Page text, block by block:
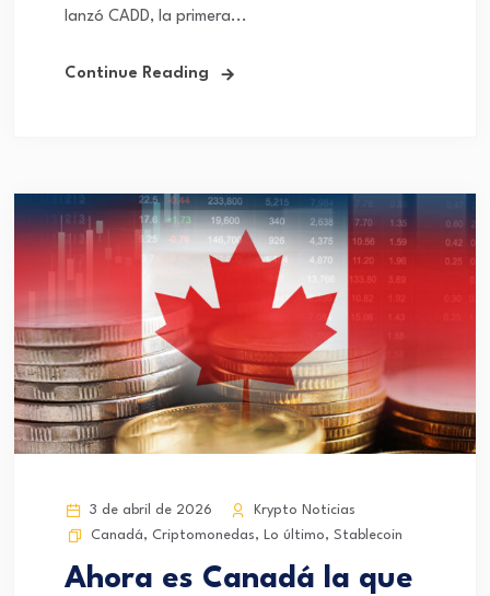
lanzó CADD, la primera...
Continue Reading
3 de abril de 2026
Krypto Noticias
Canadá, Criptomonedas, Lo último, Stablecoin
Ahora es Canadá la que